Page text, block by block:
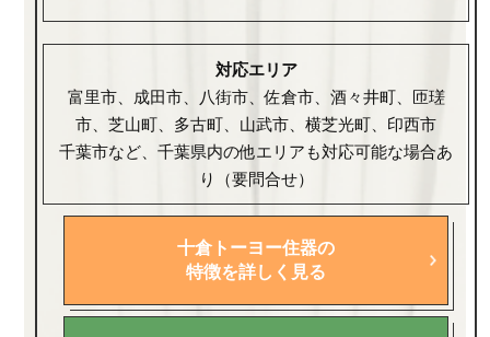
対応エリア
富里市、成田市、八街市、佐倉市、酒々井町、匝瑳
市、芝山町、多古町、山武市、横芝光町、印西市
千葉市など、千葉県内の他エリアも対応可能な場合あ
り（要問合せ）
十倉トーヨー住器の
特徴を詳しく見る